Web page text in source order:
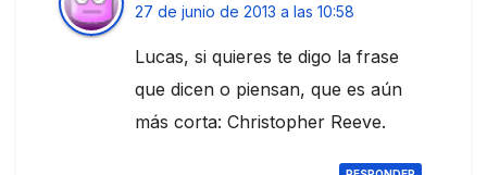
27 de junio de 2013 a las 10:58
Lucas, si quieres te digo la frase
que dicen o piensan, que es aún
más corta: Christopher Reeve.